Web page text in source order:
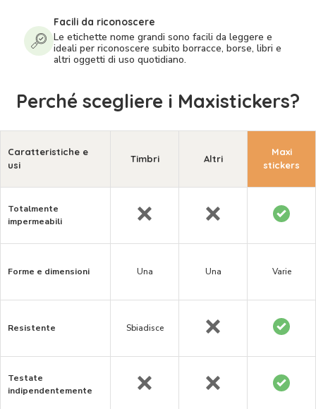
Facili da riconoscere
Le etichette nome grandi sono facili da leggere e
ideali per riconoscere subito borracce, borse, libri e
altri oggetti di uso quotidiano.
Perché scegliere i Maxistickers?
Caratteristiche e
usi
Timbri Altri
Maxi
stickers
Totalmente
impermeabili
Forme e dimensioni Una Una Varie
Resistente Sbiadisce
Testate
indipendentemente